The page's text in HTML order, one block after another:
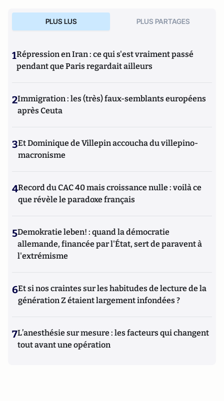
PLUS LUS PLUS PARTAGES
1Répression en Iran : ce qui s'est vraiment passé
pendant que Paris regardait ailleurs
2Immigration : les (très) faux-semblants européens
après Ceuta
3Et Dominique de Villepin accoucha du villepino-
macronisme
4Record du CAC 40 mais croissance nulle : voilà ce
que révèle le paradoxe français
5Demokratie leben! : quand la démocratie
allemande, financée par l'État, sert de paravent à
l'extrémisme
6Et si nos craintes sur les habitudes de lecture de la
génération Z étaient largement infondées ?
7L’anesthésie sur mesure : les facteurs qui changent
tout avant une opération